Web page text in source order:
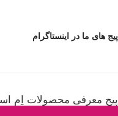
پیج های ما در اینستاگرام
پیج معرفی محصولات اِم